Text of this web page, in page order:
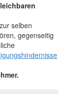
selben
gegenseitig